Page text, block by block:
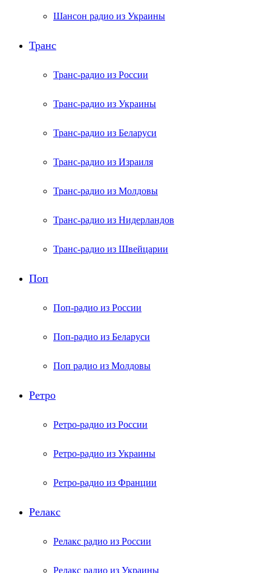
Шансон радио из Украины
Транс
Транс-радио из России
Транс-радио из Украины
Транс-радио из Беларуси
Транс-радио из Израиля
Транс-радио из Молдовы
Транс-радио из Нидерландов
Транс-радио из Швейцарии
Поп
Поп-радио из России
Поп-радио из Беларуси
Поп радио из Молдовы
Ретро
Ретро-радио из России
Ретро-радио из Украины
Ретро-радио из Франции
Релакс
Релакс радио из России
Релакс радио из Украины